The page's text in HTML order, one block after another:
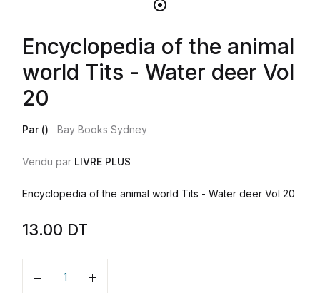
Encyclopedia of the animal
world Tits - Water deer Vol
20
Par () Bay Books Sydney
Vendu par LIVRE PLUS
Encyclopedia of the animal world Tits - Water deer Vol 20
13.00 DT
Quantité